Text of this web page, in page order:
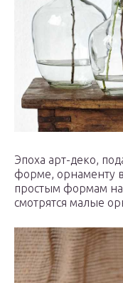
Эпоха арт-деко,
форме, орнаменту
простым формам
смотрятся малые